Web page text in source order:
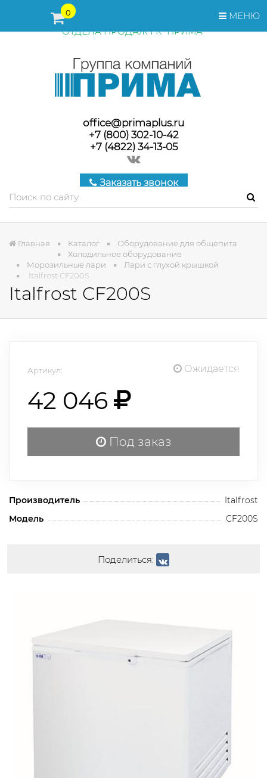
МЕНЮ
0
ПЕРЕД ОФОРМЛЕНИЕМ ЗАКАЗА, СТОИМОСТЬ И СРОКИ
ПОСТАВКИ ТОВАРА УТОЧНЯЙТЕ У МЕНЕДЖЕРОВ
ОТДЕЛА ПРОДАЖ ГК "ПРИМА"
office@primaplus.ru
+7 (800) 302-10-42
+7 (4822) 34-13-05
Заказать звонок
Главная Каталог
Оборудование для общепита
Холодильное оборудование
Морозильные лари
Лари с глухой крышкой
Italfrost CF200S
Italfrost CF200S
Артикул: Ожидается
42 046
Под заказ
Производитель
Italfrost
Модель
CF200S
Поделиться: